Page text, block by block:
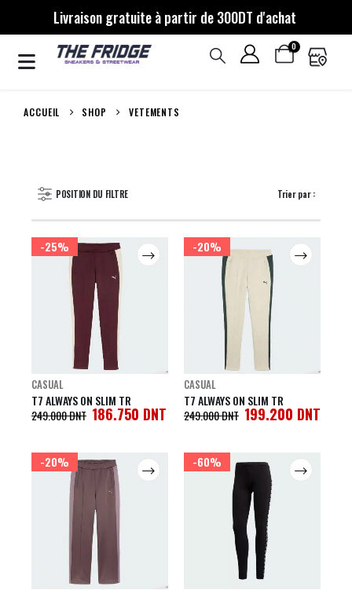
Livraison gratuite à partir de 300DT d'achat
0
ACCUEIL SHOP VETEMENTS
POSITION DU FILTRE Trier par :
-25%
CASUAL
T7 ALWAYS ON SLIM TR
249.000DNT 186.750 DNT
-20%
CASUAL
T7 ALWAYS ON SLIM TR
249.000DNT 199.200 DNT
-20% -60%